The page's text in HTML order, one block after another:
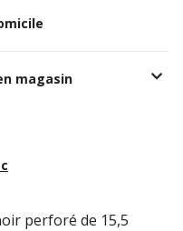
magasin
perforé de 15,5